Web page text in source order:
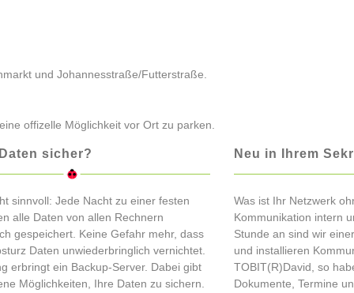
und Johannesstraße/Futterstraße.
offizelle Möglichkeit vor Ort zu parken.
sicher?
sinnvoll: Jede Nacht zu einer festen
alle Daten von allen Rechnern
gespeichert. Keine Gefahr mehr, dass
Daten unwiederbringlich vernichtet.
erbringt ein Backup-Server. Dabei gibt
Möglichkeiten, Ihre Daten zu sichern.
Neu in Ihrem
Was ist Ihr Netzwerk
Kommunikation intern
Stunde an sind wir
und installieren
TOBIT(R)David, so
Dokumente, Termine